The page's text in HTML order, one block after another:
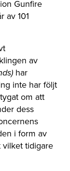
Gunfire
av 101
av
har
inte har följt
om att
dess
i form av
vilket tidigare